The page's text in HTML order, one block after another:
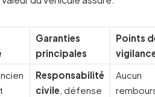
Garanties
principales
Points
Responsabilité
civile , défense
Aucun